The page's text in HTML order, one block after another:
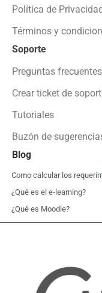
Política de Privacidad
Términos y
Soporte
Preguntas frecuentes
Crear ticket de
Tutoriales
Buzón de
Blog
Como calcular los
¿Qué es el e-learning?
¿Qué es Moodle?